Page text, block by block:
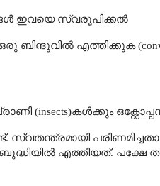
ഇവയെ സ്വരൂപിക്കൽ
ബിന്ദുവിൽ എത്തിക്കുക (
(insects)കൾക്കും
സ്വതന്ത്രമായി
എത്തിയത്. പക്ഷേ